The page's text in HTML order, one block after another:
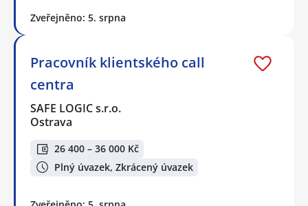
Zveřejněno: 5. srpna
Pracovník klientského call
centra
SAFE LOGIC s.r.o.
Ostrava
26 400 – 36 000 Kč
Plný úvazek, Zkrácený úvazek